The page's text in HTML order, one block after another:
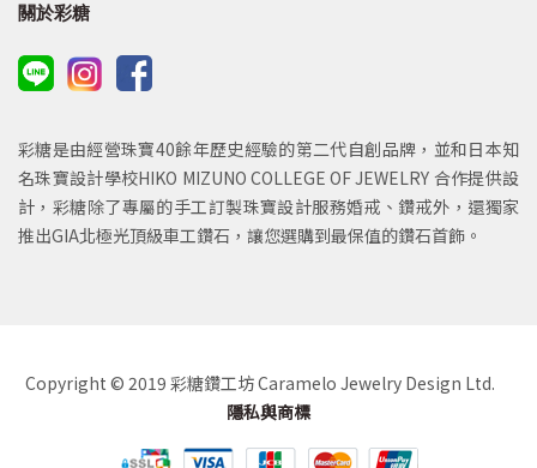
關於彩糖
彩糖是由經營珠寶40餘年歷史經驗的第二代自創品牌，並和日本知
名珠寶設計學校HIKO MIZUNO COLLEGE OF JEWELRY 合作提供設
計，彩糖除了專屬的手工訂製珠寶設計服務婚戒、鑽戒外，還獨家
推出GIA北極光頂級車工鑽石，讓您選購到最保值的鑽石首飾。
Copyright © 2019 彩糖鑽工坊 Caramelo Jewelry Design Ltd.
隱私與商標